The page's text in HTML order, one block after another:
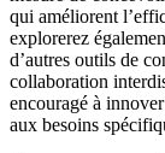
qui améliorent
explorerez
d’autres outils de
collaboration
encouragé à
aux besoins